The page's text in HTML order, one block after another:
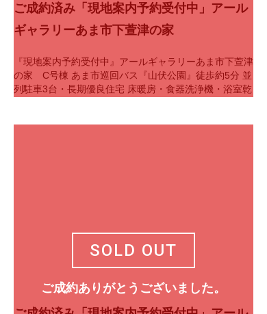
ご成約済み「現地案内予約受付中」アール
ギャラリーあま市下萱津の家
『現地案内予約受付中』アールギャラリーあま市下萱津
の家 C号棟 あま市巡回バス『山伏公園』徒歩約5分 並
列駐車3台・長期優良住宅 床暖房・食器洗浄機・浴室乾
SOLD OUT
ご成約ありがとうございました。